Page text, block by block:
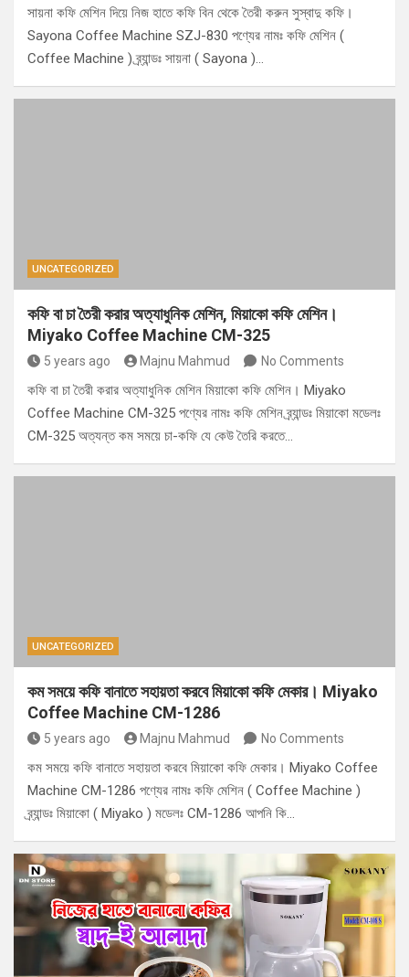
সায়না কফি মেশিন দিয়ে নিজ হাতে কফি বিন থেকে তৈরী করুন সুস্বাদু কফি।
‍Sayona Coffee Machine SZJ-830 পণ্যের নামঃ কফি মেশিন (
Coffee Machine ) ব্র্যান্ডঃ সায়না ( Sayona )…
UNCATEGORIZED
কফি বা চা তৈরী করার অত্যাধুনিক মেশিন, মিয়াকো কফি মেশিন।
Miyako Coffee Machine CM-325
5 years ago Majnu Mahmud No Comments
কফি বা চা তৈরী করার অত্যাধুনিক মেশিন মিয়াকো কফি মেশিন। Miyako
Coffee Machine CM-325 পণ্যের নামঃ কফি মেশিন ব্র্যান্ডঃ মিয়াকো মডেলঃ
CM-325 অত্যন্ত কম সময়ে চা-কফি যে কেউ তৈরি করতে…
UNCATEGORIZED
কম সময়ে কফি বানাতে সহায়তা করবে মিয়াকো কফি মেকার। Miyako
Coffee Machine CM-1286
5 years ago Majnu Mahmud No Comments
কম সময়ে কফি বানাতে সহায়তা করবে মিয়াকো কফি মেকার। Miyako Coffee
Machine CM-1286 পণ্যের নামঃ কফি মেশিন ( Coffee Machine )
ব্র্যান্ডঃ মিয়াকো ( Miyako ) মডেলঃ CM-1286 আপনি কি…